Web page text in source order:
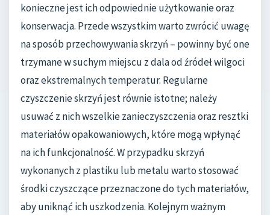
konieczne jest ich odpowiednie użytkowanie oraz
konserwacja. Przede wszystkim warto zwrócić uwagę
na sposób przechowywania skrzyń – powinny być one
trzymane w suchym miejscu z dala od źródeł wilgoci
oraz ekstremalnych temperatur. Regularne
czyszczenie skrzyń jest równie istotne; należy
usuwać z nich wszelkie zanieczyszczenia oraz resztki
materiałów opakowaniowych, które mogą wpłynąć
na ich funkcjonalność. W przypadku skrzyń
wykonanych z plastiku lub metalu warto stosować
środki czyszczące przeznaczone do tych materiałów,
aby uniknąć ich uszkodzenia. Kolejnym ważnym